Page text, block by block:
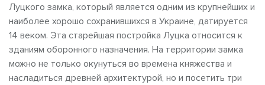
Луцкого замка, который является одним из крупнейших и
наиболее хорошо сохранившихся в Украине, датируется
14 веком. Эта старейшая постройка Луцка относится к
зданиям оборонного назначения. На территории замка
можно не только окунуться во времена княжества и
насладиться древней архитектурой, но и посетить три